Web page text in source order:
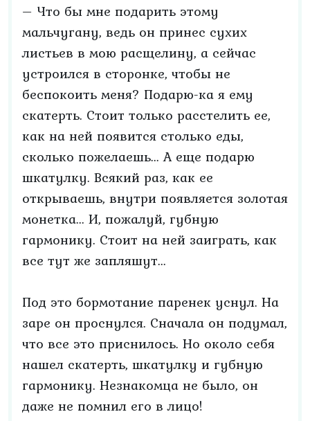
– Что бы мне подарить этому
мальчугану, ведь он принес сухих
листьев в мою расщелину, а сейчас
устроился в сторонке, чтобы не
беспокоить меня? Подарю-ка я ему
скатерть. Стоит только расстелить ее,
как на ней появится столько еды,
сколько пожелаешь... А еще подарю
шкатулку. Всякий раз, как ее
открываешь, внутри появляется золотая
монетка... И, пожалуй, губную
гармонику. Стоит на ней заиграть, как
все тут же запляшут...
Под это бормотание паренек уснул. На
заре он проснулся. Сначала он подумал,
что все это приснилось. Но около себя
нашел скатерть, шкатулку и губную
гармонику. Незнакомца не было, он
даже не помнил его в лицо!